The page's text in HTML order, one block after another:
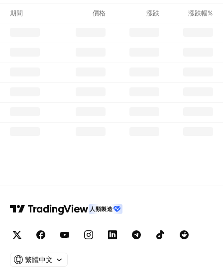
期間 價格 漲跌 漲跌幅%
人類製造
繁體中文